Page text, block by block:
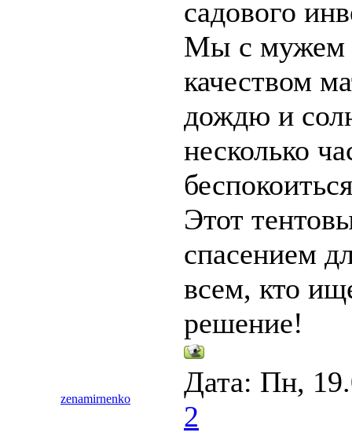
садового
Мы с мужем
качеством
дождю и
несколько
Этот
спасением
всем, кто
решение!
zenamirnenko
Дата: Пн,
2